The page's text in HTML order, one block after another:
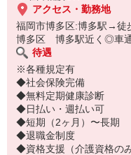
アクセス・勤務地
福岡市博多区:博多駅→徒
博多区 博多駅近く◎車
待遇
※各種規定有
◆社会保険完備
◆無料定期健康診断
◆日払い・週払い可
◆短期（2ヶ月）〜長期
◆退職金制度
◆資格支援（介護資格のみ